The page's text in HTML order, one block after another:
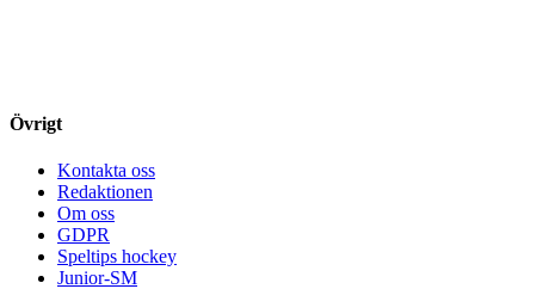
Övrigt
Kontakta oss
Redaktionen
Om oss
GDPR
Speltips hockey
Junior-SM